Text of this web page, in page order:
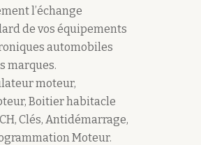
l’échange
de vos équipements
automobiles
marques.
moteur,
Boitier habitacle
Clés, Antidémarrage,
Moteur.